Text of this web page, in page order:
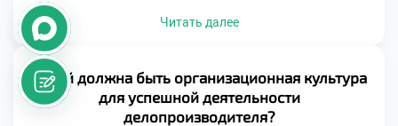
уникальные навыки управления информационными
потоками организации. Специалист создает фундамент
доверия через безупречную работу с официальными
бумагами. Точность формулировок в документах
напрямую определяет восприятие учреждения
обществом. Ошибки в текстах мгновенно снижают
авторитет любой государственной или коммерческой
структуры. Профессионал умеет выстраивать
Читать далее
Какой должна быть организационная культура
для успешной деятельности
делопроизводителя?